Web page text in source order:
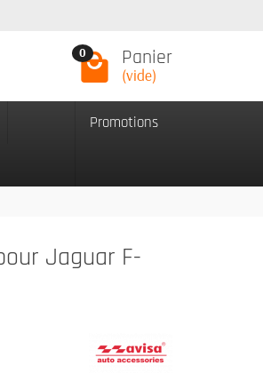
0 Panier
(vide)
Promotions
Jaguar F-